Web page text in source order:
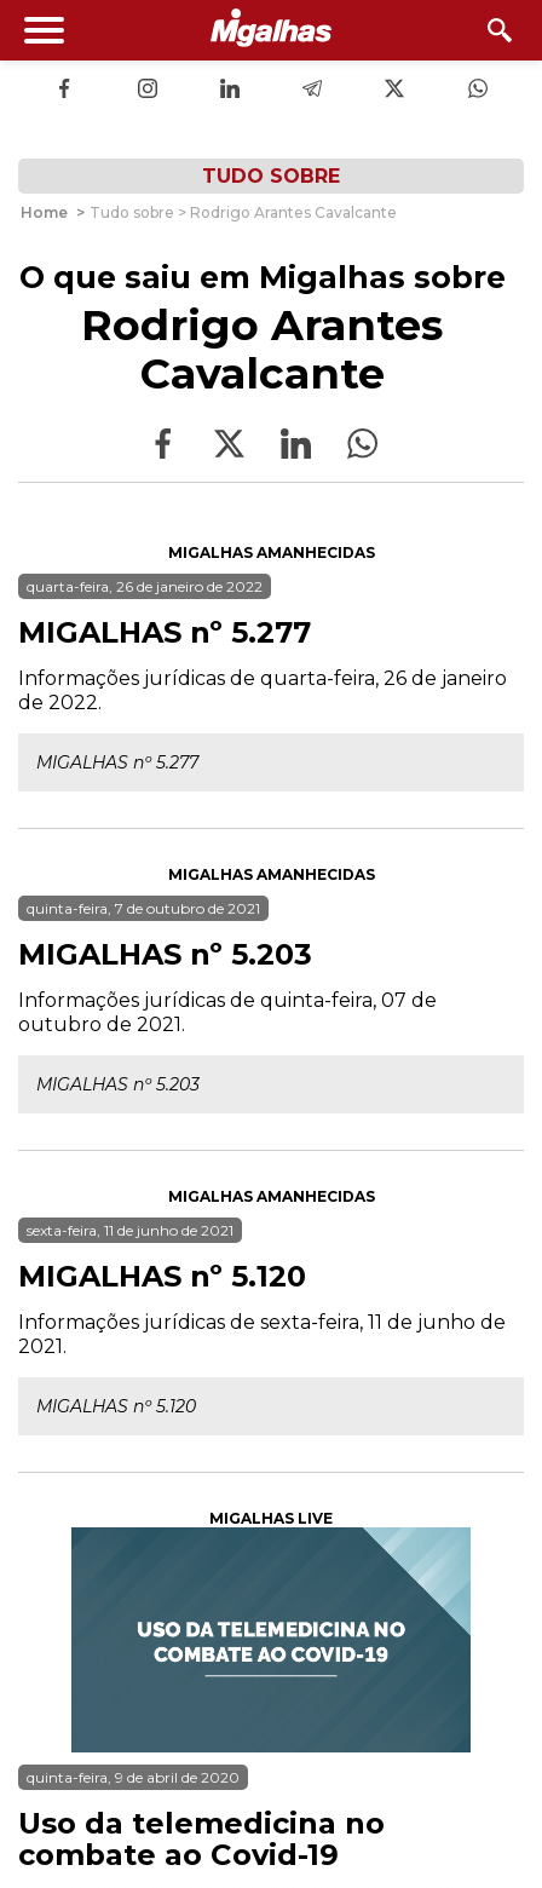
TUDO SOBRE
Home > Tudo sobre > Rodrigo Arantes Cavalcante
O que saiu em Migalhas sobre
Rodrigo Arantes
Cavalcante
MIGALHAS AMANHECIDAS
quarta-feira, 26 de janeiro de 2022
MIGALHAS nº 5.277
Informações jurídicas de quarta-feira, 26 de janeiro
de 2022.
MIGALHAS nº 5.277
MIGALHAS AMANHECIDAS
quinta-feira, 7 de outubro de 2021
MIGALHAS nº 5.203
Informações jurídicas de quinta-feira, 07 de
outubro de 2021.
MIGALHAS nº 5.203
MIGALHAS AMANHECIDAS
sexta-feira, 11 de junho de 2021
MIGALHAS nº 5.120
Informações jurídicas de sexta-feira, 11 de junho de
2021.
MIGALHAS nº 5.120
MIGALHAS LIVE
quinta-feira, 9 de abril de 2020
Uso da telemedicina no
combate ao Covid-19